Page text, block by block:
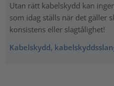
Utan rätt kabelskydd kan
som idag ställs när det gäller
konsistens eller slagtålighet!
Kabelskydd,